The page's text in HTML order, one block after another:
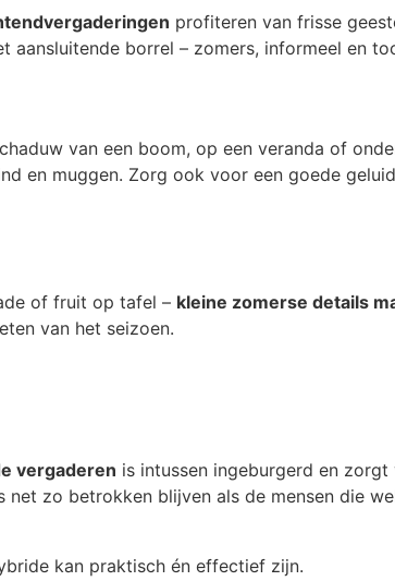
profiteren van frisse
aansluitende borrel – zomers, informeel en
van een boom, op een veranda of
en muggen. Zorg ook voor een goede
of fruit op tafel – kleine zomerse details
van het seizoen.
vergaderen is intussen ingeburgerd en
zo betrokken blijven als de mensen die
kan praktisch én effectief zijn.